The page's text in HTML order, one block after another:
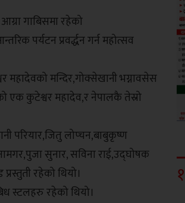
गाबिसमा रहेको
पर्यटन प्रवर्द्धन गर्न महोत्सव
महादेवको मन्दिर,गोक्सेखानी भग्नावसेस
एक कुटेश्वर महादेव,र नेपालकै तेस्रो
परियार,जितु लोप्चन,बाबुकृष्ण
सुनार, सविना राई,उद्घोषक
रहेको थियो।
स्टलहरु रहेको थियो।
१